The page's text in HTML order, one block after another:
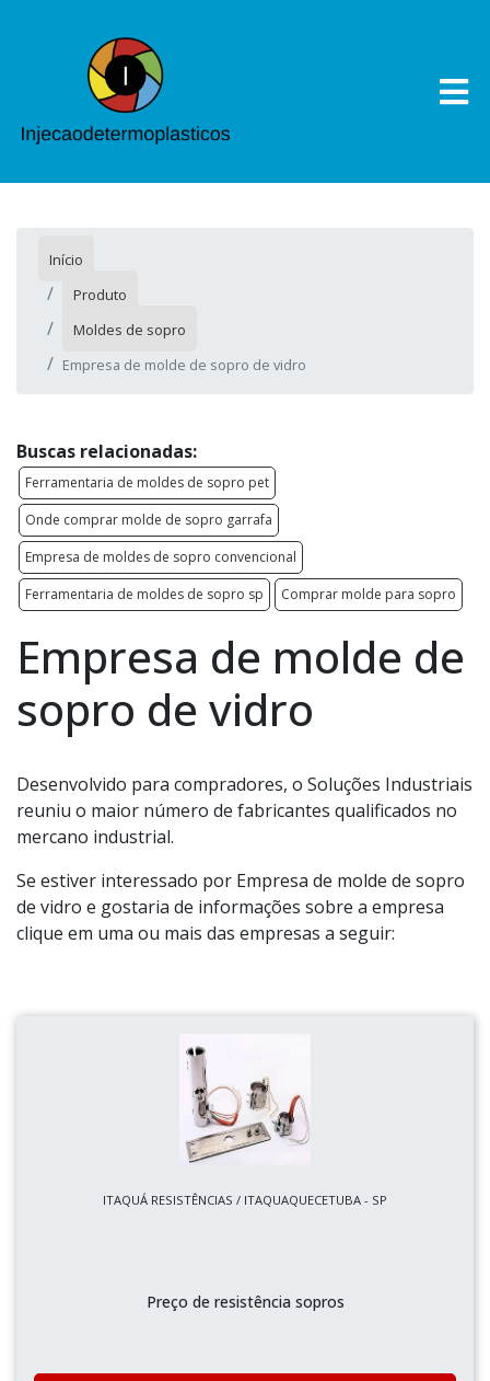
Início
Produto
Moldes de sopro
Empresa de molde de sopro de vidro
Buscas relacionadas:
Ferramentaria de moldes de sopro pet
Onde comprar molde de sopro garrafa
Empresa de moldes de sopro convencional
Ferramentaria de moldes de sopro sp
Comprar molde para sopro
Empresa de molde de
sopro de vidro
Desenvolvido para compradores, o Soluções Industriais
reuniu o maior número de fabricantes qualificados no
mercano industrial.
Se estiver interessado por Empresa de molde de sopro
de vidro e gostaria de informações sobre a empresa
clique em uma ou mais das empresas a seguir:
ITAQUÁ RESISTÊNCIAS / ITAQUAQUECETUBA - SP
Preço de resistência sopros